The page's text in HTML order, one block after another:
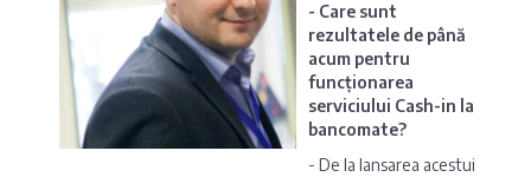
- Care sunt
rezultatele de până
acum pentru
funcționarea
serviciului Cash-in la
bancomate?
- De la lansarea acestui